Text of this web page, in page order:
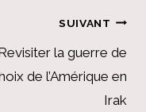
SUIVANT
la guerre de
de l’Amérique en
Irak